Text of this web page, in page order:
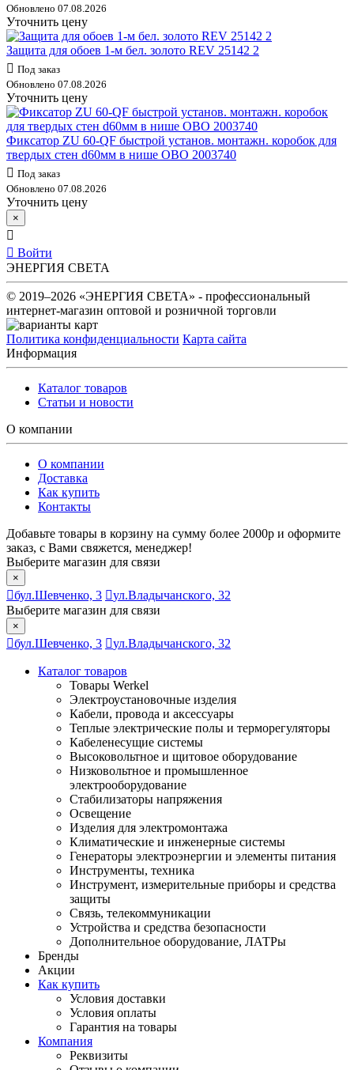
Обновлено 07.08.2026
Уточнить цену
Защита для обоев 1-м бел. золото REV 25142 2
Под заказ
Обновлено 07.08.2026
Уточнить цену
Фиксатор ZU 60-QF быстрой установ. монтажн. коробок для
твердых стен d60мм в нише OBO 2003740
Под заказ
Обновлено 07.08.2026
Уточнить цену
×
Войти
ЭНЕРГИЯ СВЕТА
© 2019–2026 «ЭНЕРГИЯ СВЕТА» - профессиональный
интернет-магазин оптовой и розничной торговли
Политика конфиденциальности Карта сайта
Информация
Каталог товаров
Статьи и новости
О компании
О компании
Доставка
Как купить
Контакты
Добавьте товары в корзину на сумму более 2000р и оформите
заказ, с Вами свяжется, менеджер!
Выберите магазин для связи
×
бул.Шевченко, 3
ул.Владычанского, 32
Выберите магазин для связи
×
бул.Шевченко, 3 ул.Владычанского, 32
Каталог товаров
Товары Werkel
Электроустановочные изделия
Кабели, провода и аксессуары
Теплые электрические полы и терморегуляторы
Кабеленесущие системы
Высоковольтное и щитовое оборудование
Низковольтное и промышленное
электрооборудование
Стабилизаторы напряжения
Освещение
Изделия для электромонтажа
Климатические и инженерные системы
Генераторы электроэнергии и элементы питания
Инструменты, техника
Инструмент, измерительные приборы и средства
защиты
Связь, телекоммуникации
Устройства и средства безопасности
Дополнительное оборудование, ЛАТРы
Бренды
Акции
Как купить
Условия доставки
Условия оплаты
Гарантия на товары
Компания
Реквизиты